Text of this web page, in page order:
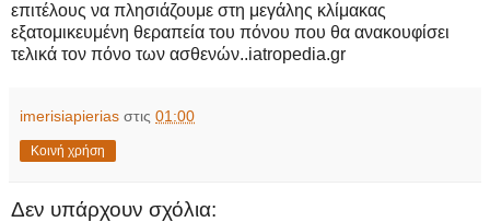
επιτέλους να πλησιάζουμε στη μεγάλης κλίμακας
εξατομικευμένη θεραπεία του πόνου που θα ανακουφίσει
τελικά τον πόνο των ασθενών..iatropedia.gr
imerisiapierias στις 01:00
Κοινή χρήση
Δεν υπάρχουν σχόλια: